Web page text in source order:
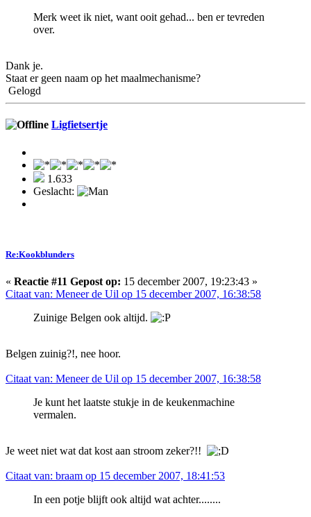
Merk weet ik niet, want ooit gehad... ben er tevreden
over.
Dank je.
Staat er geen naam op het maalmechanisme?
Gelogd
Ligfietsertje
1.633
Geslacht:
Re:Kookblunders
« Reactie #11 Gepost op: 15 december 2007, 19:23:43 »
Citaat van: Meneer de Uil op 15 december 2007, 16:38:58
Zuinige Belgen ook altijd.
Belgen zuinig?!, nee hoor.
Citaat van: Meneer de Uil op 15 december 2007, 16:38:58
Je kunt het laatste stukje in de keukenmachine
vermalen.
Je weet niet wat dat kost aan stroom zeker?!!
Citaat van: braam op 15 december 2007, 18:41:53
In een potje blijft ook altijd wat achter........